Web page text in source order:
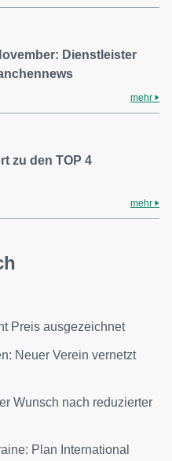
Dienstleister
mehr
zu den TOP 4
mehr
Preis ausgezeichnet
Neuer Verein vernetzt
Wunsch nach reduzierter
Plan International